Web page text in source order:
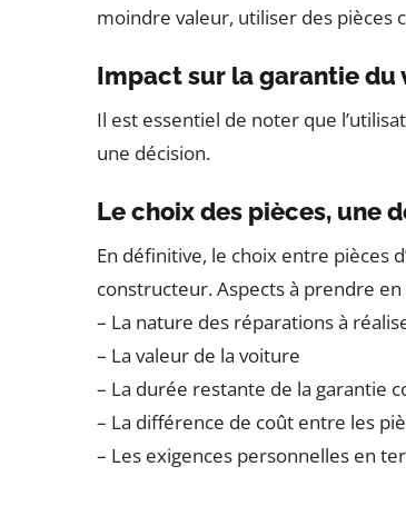
moindre valeur, utiliser des
Impact sur la garantie du
Il est essentiel de noter que
une décision.
Le choix des pièces, une
En définitive, le choix entre pièces
constructeur. Aspects à prendre
– La nature des réparations à
– La valeur de la voiture
– La durée restante de la garantie
– La différence de coût entre les
– Les exigences personnelles en